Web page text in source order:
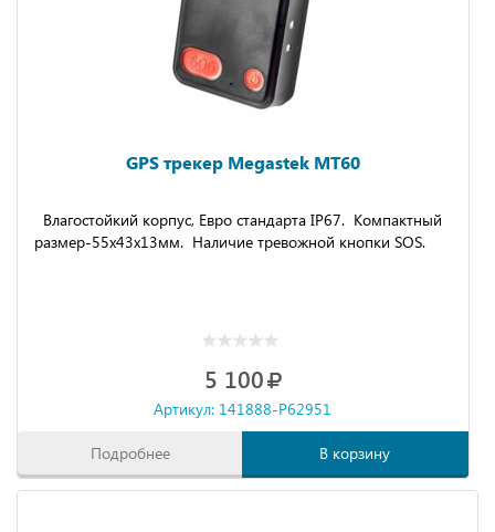
GPS трекер Megastek MT60
Влагостойкий корпус, Евро стандарта IP67. Компактный
размер-55x43x13мм. Наличие тревожной кнопки SOS.
5 100
Артикул: 141888-P62951
Подробнее В корзину